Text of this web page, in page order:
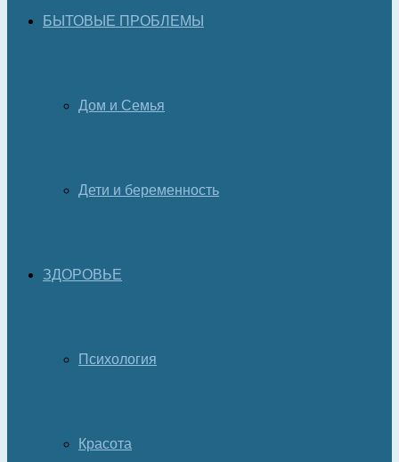
БЫТОВЫЕ ПРОБЛЕМЫ
Дом и Семья
Дети и беременность
ЗДОРОВЬЕ
Психология
Красота